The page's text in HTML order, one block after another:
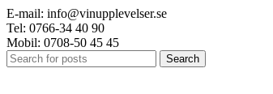
E-mail: info@vinupplevelser.se
Tel: 0766-34 40 90
Mobil: 0708-50 45 45
Search